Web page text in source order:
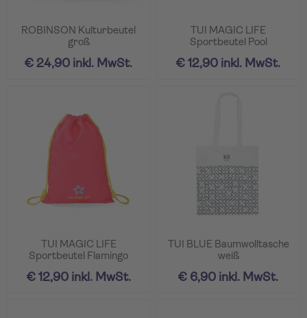
ROBINSON Kulturbeutel
groß
€ 24,90 inkl. MwSt.
TUI MAGIC LIFE
Sportbeutel Pool
€ 12,90 inkl. MwSt.
TUI MAGIC LIFE
Sportbeutel Flamingo
€ 12,90 inkl. MwSt.
TUI BLUE Baumwolltasche
weiß
€ 6,90 inkl. MwSt.